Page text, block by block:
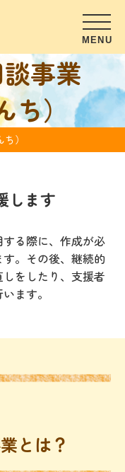
事業
ち）
）
します
る際に、作成が必
。その後、継続的
をしたり、支援者
ます。
とは？